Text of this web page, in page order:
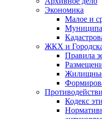
Экономика
Малое и
ЖКХ и
Правила
Кодекс